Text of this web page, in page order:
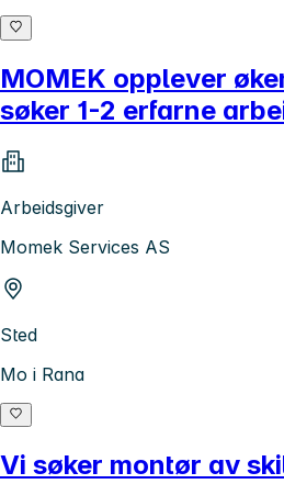
MOMEK opplever
søker 1-2 erfarne
Arbeidsgiver
Momek Services AS
Sted
Mo i Rana
Vi søker montør av